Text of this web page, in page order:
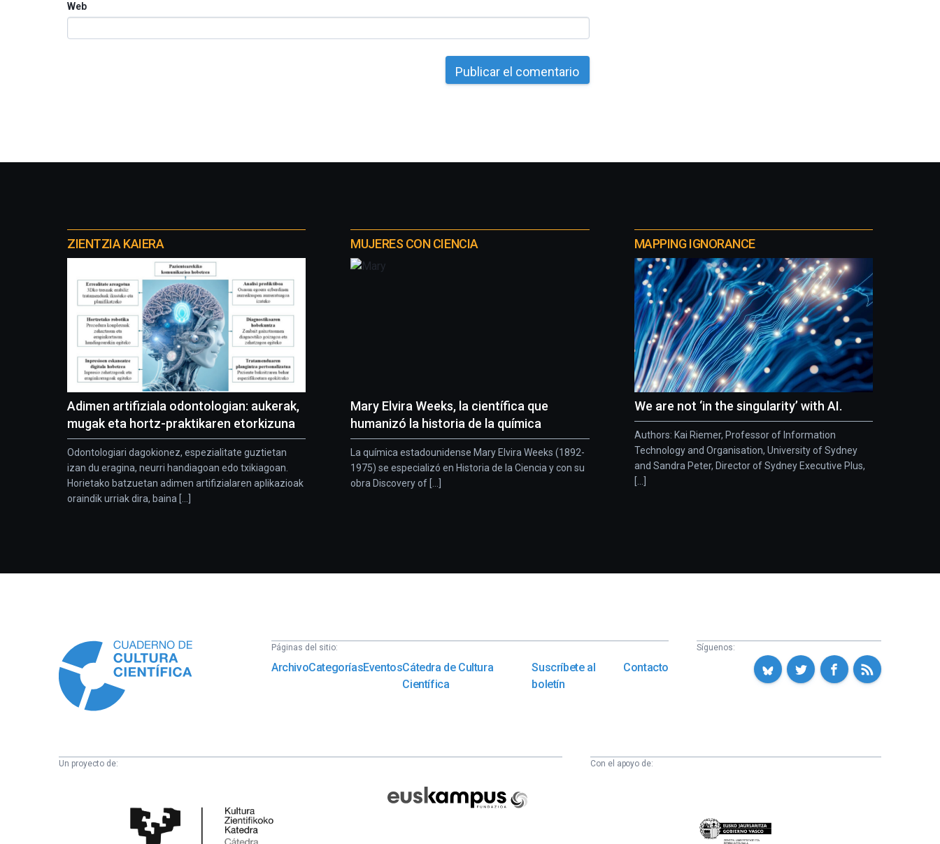
Web
proyectos
ZIENTZIA KAIERA
Adimen artifiziala odontologian: aukerak,
mugak eta hortz-praktikaren etorkizuna
Odontologiari dagokionez, espezialitate guztietan
izan du eragina, neurri handiagoan edo txikiagoan.
Horietako batzuetan adimen artifizialaren aplikazioak
oraindik urriak dira, baina [...]
MUJERES CON CIENCIA
Mary Elvira Weeks, la científica que
humanizó la historia de la química
La química estadounidense Mary Elvira Weeks (1892-
1975) se especializó en Historia de la Ciencia y con su
obra Discovery of [...]
MAPPING IGNORANCE
We are not ‘in the singularity’ with AI.
Authors: Kai Riemer, Professor of Information
Technology and Organisation, University of Sydney
and Sandra Peter, Director of Sydney Executive Plus,
[...]
Páginas del sitio:
ArchivoCategoríasEventosCátedra de Cultura
Científica
Suscríbete al
boletín
Contacto
Síguenos:
Un proyecto de:
Científica
Fundazioa
Con el apoyo de:
Eusko